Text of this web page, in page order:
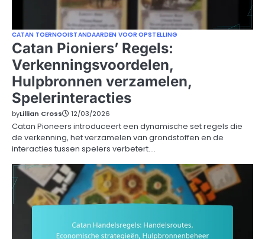
CATAN TOERNOOISTANDAARDEN VOOR OPSTELLING
Catan Pioniers’ Regels:
Verkenningsvoordelen,
Hulpbronnen verzamelen,
Spelerinteracties
byLillian Cross 12/03/2026
Catan Pioneers introduceert een dynamische set regels die
de verkenning, het verzamelen van grondstoffen en de
interacties tussen spelers verbetert.…